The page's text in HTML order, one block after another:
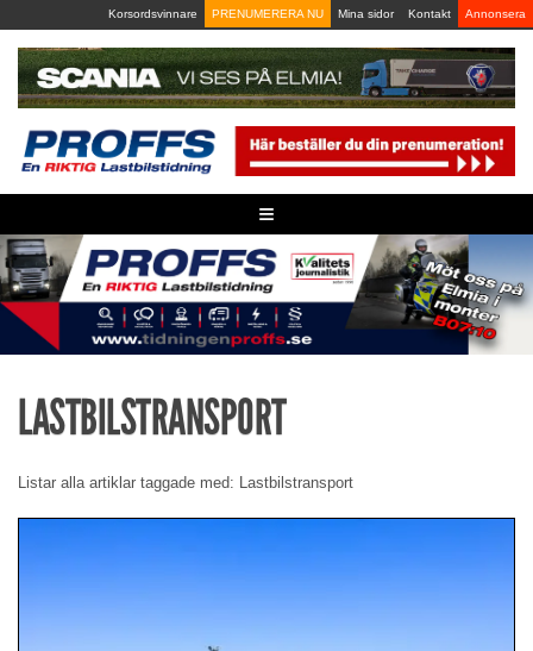
to
content
Korsordsvinnare PRENUMERERA NU Mina sidor Kontakt Annonsera
≡
LASTBILSTRANSPORT
Listar alla artiklar taggade med: Lastbilstransport